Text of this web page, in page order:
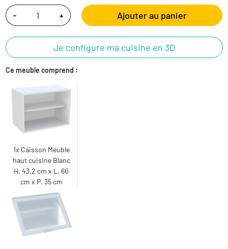
- + Ajouter au panier
Je configure ma cuisine en 3D
Ce meuble comprend :
1x Caisson Meuble
haut cuisine Blanc
H. 43,2 cm x L. 60
cm x P. 35 cm